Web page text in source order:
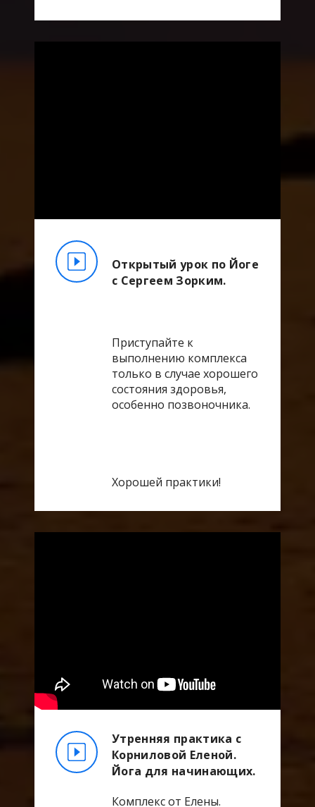
Открытый урок по Йоге
с Сергеем Зорким.
Приступайте к
выполнению комплекса
только в случае хорошего
состояния здоровья,
особенно позвоночника.
Хорошей практики!
Утренняя практика с
Корниловой Еленой.
Йога для начинающих.
Комплекс от Елены.